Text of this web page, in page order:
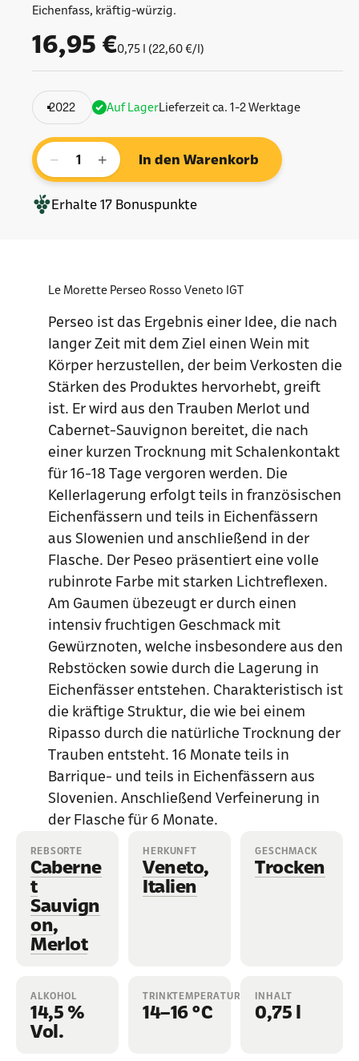
Eichenfass, kräftig-würzig.
Angebot
16,95 €0,75 l (22,60 €/l)
2022 Auf LagerLieferzeit ca. 1-2 Werktage
− + In den Warenkorb
Erhalte 17 Bonuspunkte
Le Morette Perseo Rosso Veneto IGT
Perseo ist das Ergebnis einer Idee, die nach
langer Zeit mit dem Ziel einen Wein mit
Körper herzustellen, der beim Verkosten die
Stärken des Produktes hervorhebt, greift
ist. Er wird aus den Trauben Merlot und
Cabernet-Sauvignon bereitet, die nach
einer kurzen Trocknung mit Schalenkontakt
für 16-18 Tage vergoren werden. Die
Kellerlagerung erfolgt teils in französischen
Eichenfässern und teils in Eichenfässern
aus Slowenien und anschließend in der
Flasche. Der Peseo präsentiert eine volle
rubinrote Farbe mit starken Lichtreflexen.
Am Gaumen übezeugt er durch einen
intensiv fruchtigen Geschmack mit
Gewürznoten, welche insbesondere aus den
Rebstöcken sowie durch die Lagerung in
Eichenfässer entstehen. Charakteristisch ist
die kräftige Struktur, die wie bei einem
Ripasso durch die natürliche Trocknung der
Trauben entsteht. 16 Monate teils in
Barrique- und teils in Eichenfässern aus
Slovenien. Anschließend Verfeinerung in
der Flasche für 6 Monate.
REBSORTE
Caberne
t
Sauvign
on,
Merlot
HERKUNFT
Veneto,
Italien
GESCHMACK
Trocken
ALKOHOL
14,5 %
Vol.
TRINKTEMPERATUR
14–16 °C
INHALT
0,75 l